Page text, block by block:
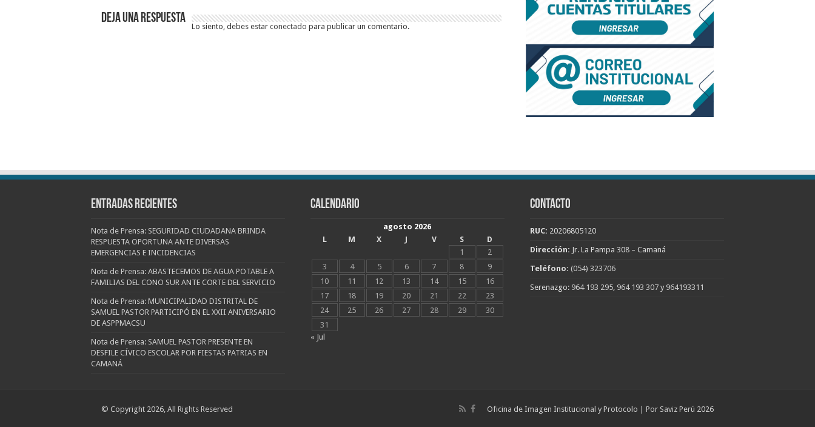
Deja una respuesta
Lo siento, debes estar conectado para publicar un comentario.
Entradas recientes
Nota de Prensa: SEGURIDAD CIUDADANA BRINDA
RESPUESTA OPORTUNA ANTE DIVERSAS
EMERGENCIAS E INCIDENCIAS
Nota de Prensa: ABASTECEMOS DE AGUA POTABLE A
FAMILIAS DEL CONO SUR ANTE CORTE DEL SERVICIO
Nota de Prensa: MUNICIPALIDAD DISTRITAL DE
SAMUEL PASTOR PARTICIPÓ EN EL XXII ANIVERSARIO
DE ASPPMACSU
Nota de Prensa: SAMUEL PASTOR PRESENTE EN
DESFILE CÍVICO ESCOLAR POR FIESTAS PATRIAS EN
CAMANÁ
CALENDARIO
agosto 2026
L
M X J V S
D
1
2
3
4 5 6 7 8
9
10
11 12 13 14 15
16
17
18 19 20 21 22
23
24
25 26 27 28 29
30
31
« Jul
CONTACTO
RUC: 20206805120
Dirección: Jr. La Pampa 308 – Camaná
Teléfono: (054) 323706
Serenazgo: 964 193 295 964 193 307 y 964193311
Oficina de Imagen Institucional y Protocolo | Por Saviz Perú 2026
© Copyright 2026, All Rights Reserved